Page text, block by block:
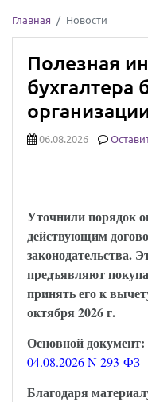
Главная Новости
Полезная
06.08.2026
Уточнили порядок
действующим
законодательства.
предъявляют
принять его к
октября 2026 г.
Основной документ:
04.08.2026 N 293-ФЗ
Благодаря